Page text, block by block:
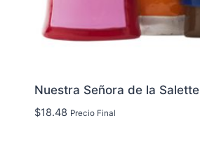
Nuestra Señora de la Salette
$18.48 Precio Final